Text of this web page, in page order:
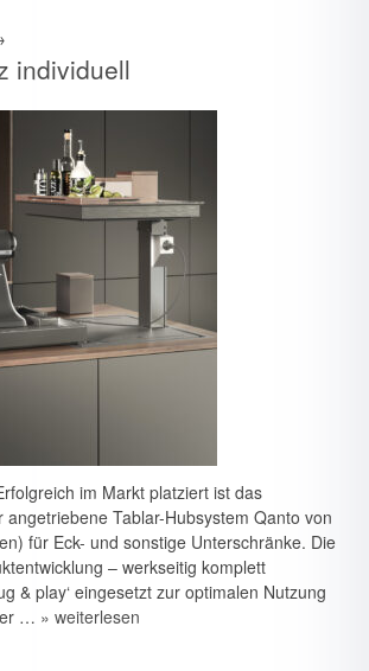
individuell
im Markt platziert ist das
Tablar-Hubsystem Qanto von
für Eck- und sonstige Unterschränke. Die
– werkseitig komplett
& play‘ eingesetzt zur optimalen Nutzung
… » weiterlesen